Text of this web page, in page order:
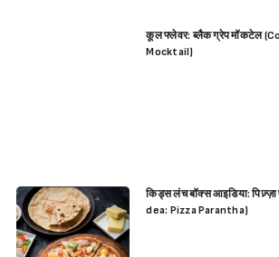
कूल फ्लेवर: ब्लैक ग्रेप मॉकटेल
Mocktail)
किड्स लंच बॉक्स आइडिया:
dea: Pizza Parantha)